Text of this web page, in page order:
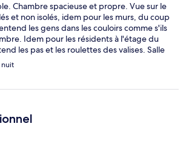
Chambre spacieuse et propre. Vue sur le
et non isolés, idem pour les murs, du coup
les gens dans les couloirs comme s'ils
Idem pour les résidents à l'étage du
les pas et les roulettes des valises. Salle
et très agréable.
nuit